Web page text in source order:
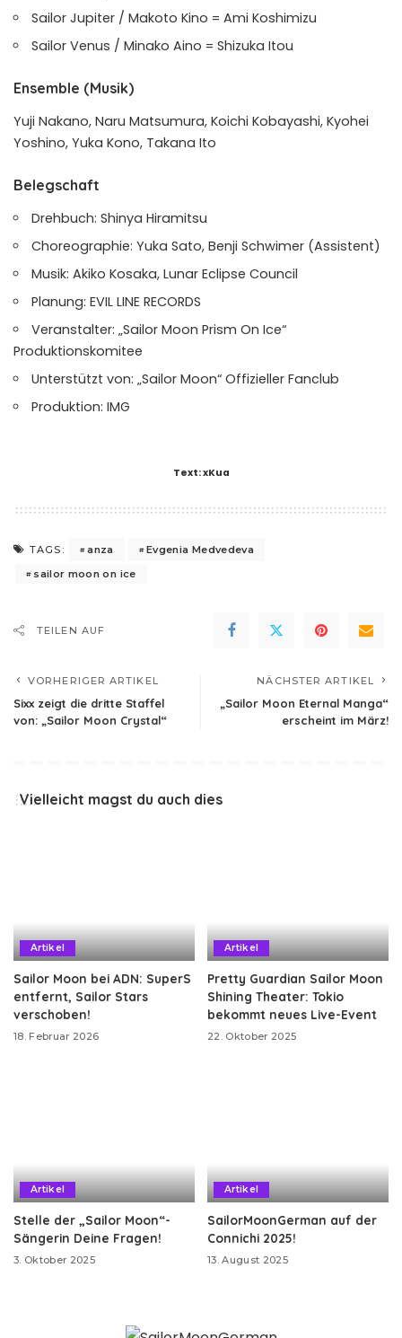
Sailor Jupiter / Makoto Kino = Ami Koshimizu
Sailor Venus / Minako Aino = Shizuka Itou
Ensemble (Musik)
Yuji Nakano, Naru Matsumura, Koichi Kobayashi, Kyohei
Yoshino, Yuka Kono, Takana Ito
Belegschaft
Drehbuch: Shinya Hiramitsu
Choreographie: Yuka Sato, Benji Schwimer (Assistent)
Musik: Akiko Kosaka, Lunar Eclipse Council
Planung: EVIL LINE RECORDS
Veranstalter: „Sailor Moon Prism On Ice“
Produktionskomitee
Unterstützt von: „Sailor Moon“ Offizieller Fanclub
Produktion: IMG
Text: xKua
TAGS: anza
Evgenia Medvedeva
sailor moon on ice
TEILEN AUF
VORHERIGER ARTIKEL
Sixx zeigt die dritte Staffel
von: „Sailor Moon Crystal“
NÄCHSTER ARTIKEL
„Sailor Moon Eternal Manga“
erscheint im März!
Vielleicht magst du auch dies
Artikel
Sailor Moon bei ADN: SuperS
entfernt, Sailor Stars
verschoben!
18. Februar 2026
Artikel
Pretty Guardian Sailor Moon
Shining Theater: Tokio
bekommt neues Live-Event
22. Oktober 2025
Artikel
Stelle der „Sailor Moon“-
Sängerin Deine Fragen!
3. Oktober 2025
Artikel
SailorMoonGerman auf der
Connichi 2025!
13. August 2025